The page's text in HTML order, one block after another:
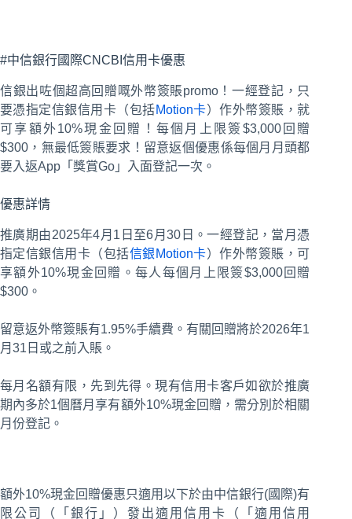
#中信銀行國際CNCBI信用卡優惠
信銀出咗個超高回贈嘅外幣簽賬promo！一經登記，只
要憑指定信銀信用卡（包括Motion卡）作外幣簽賬，就
可享額外10%現金回贈！每個月上限簽$3,000回贈
$300，無最低簽賬要求！留意返個優惠係每個月月頭都
要入返App「獎賞Go」入面登記一次。
優惠詳情
推廣期由2025年4月1日至6月30日。一經登記，當月憑
指定信銀信用卡（包括信銀Motion卡）作外幣簽賬，可
享額外10%現金回贈。每人每個月上限簽$3,000回贈
$300。
留意返外幣簽賬有1.95%手續費。有關回贈將於2026年1
月31日或之前入賬。
每月名額有限，先到先得。現有信用卡客戶如欲於推廣
期內多於1個曆月享有額外10%現金回贈，需分別於相關
月份登記。
額外10%現金回贈優惠只適用以下於由中信銀行(國際)有
限公司（「銀行」）發出適用信用卡（「適用信用